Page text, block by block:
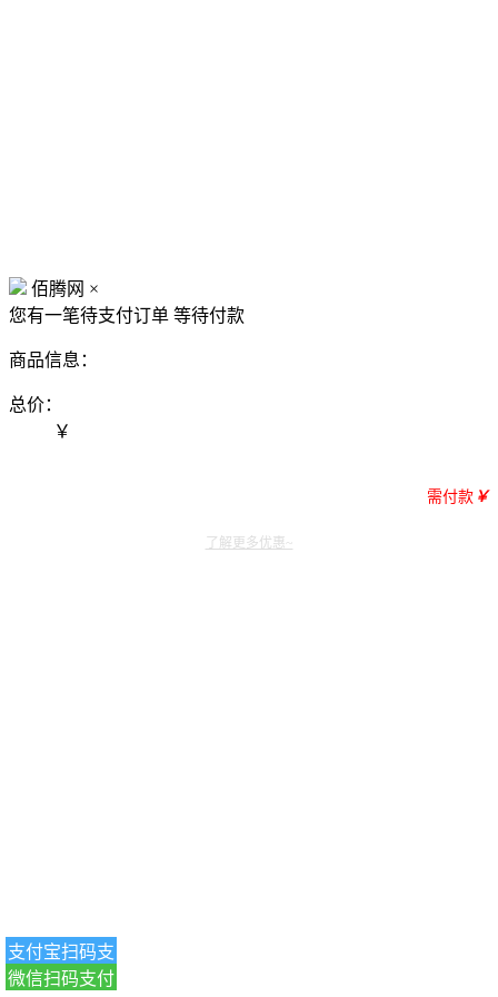
佰腾网 ×
您有一笔待支付订单 等待付款
商品信息：
总价：
￥
需付款 ￥
支付宝扫码支
付
微信扫码支付
了解更多优惠~